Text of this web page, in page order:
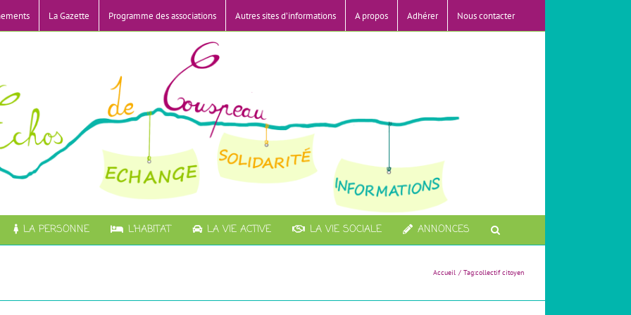
La Gazette Programme des associations Autres sites d’informations A propos Adhérer Nous contacter
LA PERSONNE L’HABITAT LA VIE ACTIVE LA VIE SOCIALE ANNONCES
Accueil Tag:collectif citoyen